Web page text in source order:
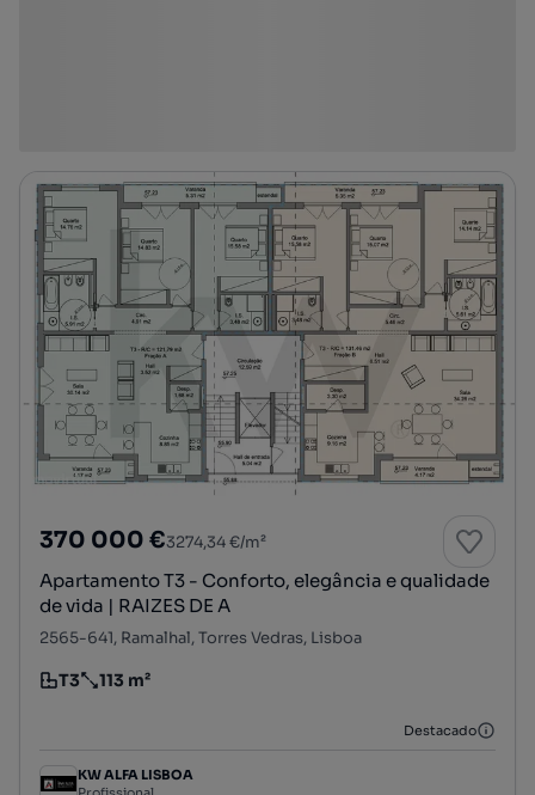
370 000 €3274,34 €/m²
Apartamento T3 - Conforto, elegância e qualidade
de vida | RAIZES DE A
2565-641, Ramalhal, Torres Vedras, Lisboa
Tipologia
T3
Preço por metro quadrado
113 m²
Destacado
KW ALFA LISBOA